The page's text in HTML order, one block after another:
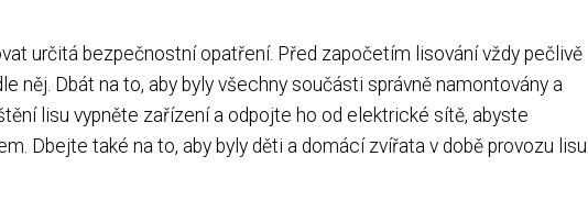
určitá bezpečnostní opatření. Před započetím lisování vždy pečlivě
něj. Dbát na to, aby byly všechny součásti správně namontovány a
lisu vypněte zařízení a odpojte ho od elektrické sítě, abyste
Dbejte také na to, aby byly děti a domácí zvířata v době provozu lisu